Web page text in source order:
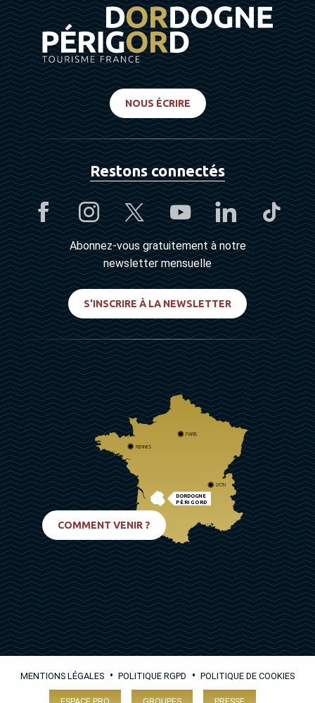
NOUS ÉCRIRE
Restons connectés
Abonnez-vous gratuitement à notre
newsletter mensuelle
S'INSCRIRE À LA NEWSLETTER
DORDOGNE
PÉRIGORD
PARIS
RENNES
LYON
COMMENT VENIR ?
MENTIONS LÉGALES • POLITIQUE RGPD • POLITIQUE DE COOKIES